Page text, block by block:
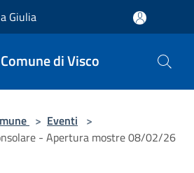
Giulia
Comune di Visco
> Eventi >
- Apertura mostre 08/02/26